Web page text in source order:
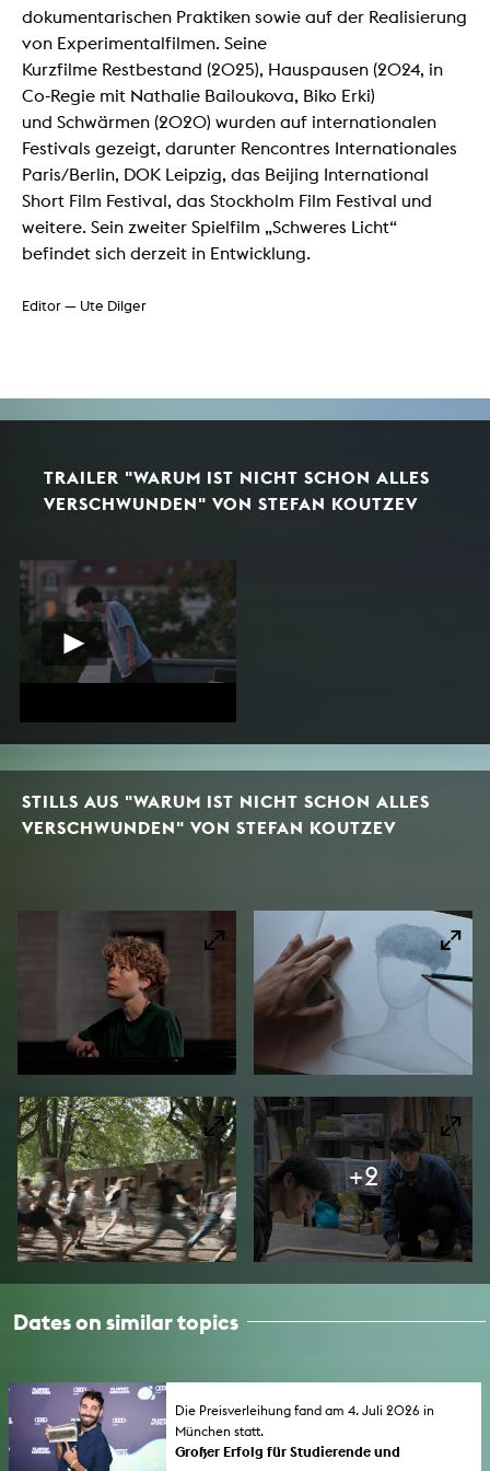
dokumentarischen Praktiken sowie auf der Realisierung
von Experimentalfilmen. Seine
Kurzfilme Restbestand (2025), Hauspausen (2024, in
Co-Regie mit Nathalie Bailoukova, Biko Erki)
und Schwärmen (2020) wurden auf internationalen
Festivals gezeigt, darunter Rencontres Internationales
Paris/Berlin, DOK Leipzig, das Beijing International
Short Film Festival, das Stockholm Film Festival und
weitere. Sein zweiter Spielfilm „Schweres Licht“
befindet sich derzeit in Entwicklung.​​​​​​​
Editor — Ute Dilger
TRAILER "WARUM IST NICHT SCHON ALLES
VERSCHWUNDEN" VON STEFAN KOUTZEV
STILLS AUS "WARUM IST NICHT SCHON ALLES
VERSCHWUNDEN" VON STEFAN KOUTZEV
+2
Dates on similar topics
Die Preisverleihung fand am 4. Juli 2026 in
München statt.
Großer Erfolg für Studierende und